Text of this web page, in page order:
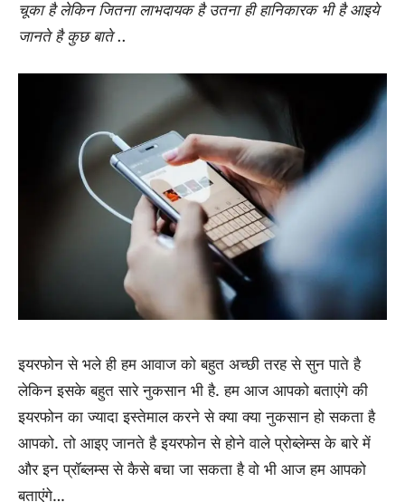
चूका है लेकिन जितना लाभदायक है उतना ही हानिकारक भी है आइये
जानते है कुछ बाते ..
इयरफोन से भले ही हम आवाज को बहुत अच्छी तरह से सुन पाते है
लेकिन इसके बहुत सारे नुकसान भी है. हम आज आपको बताएंगे की
इयरफोन का ज्यादा इस्तेमाल करने से क्या क्या नुकसान हो सकता है
आपको. तो आइए जानते है इयरफोन से होने वाले प्रोब्लेम्स के बारे में
और इन प्रॉब्लम्स से कैसे बचा जा सकता है वो भी आज हम आपको
बताएंगे…